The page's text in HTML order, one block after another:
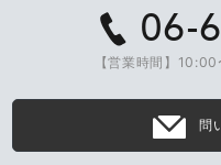
06-
【営業時間】
問